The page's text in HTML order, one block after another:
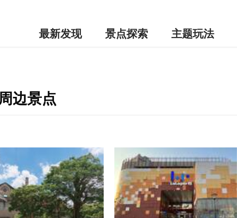
最新发现 景点探索 主题玩法
边景点